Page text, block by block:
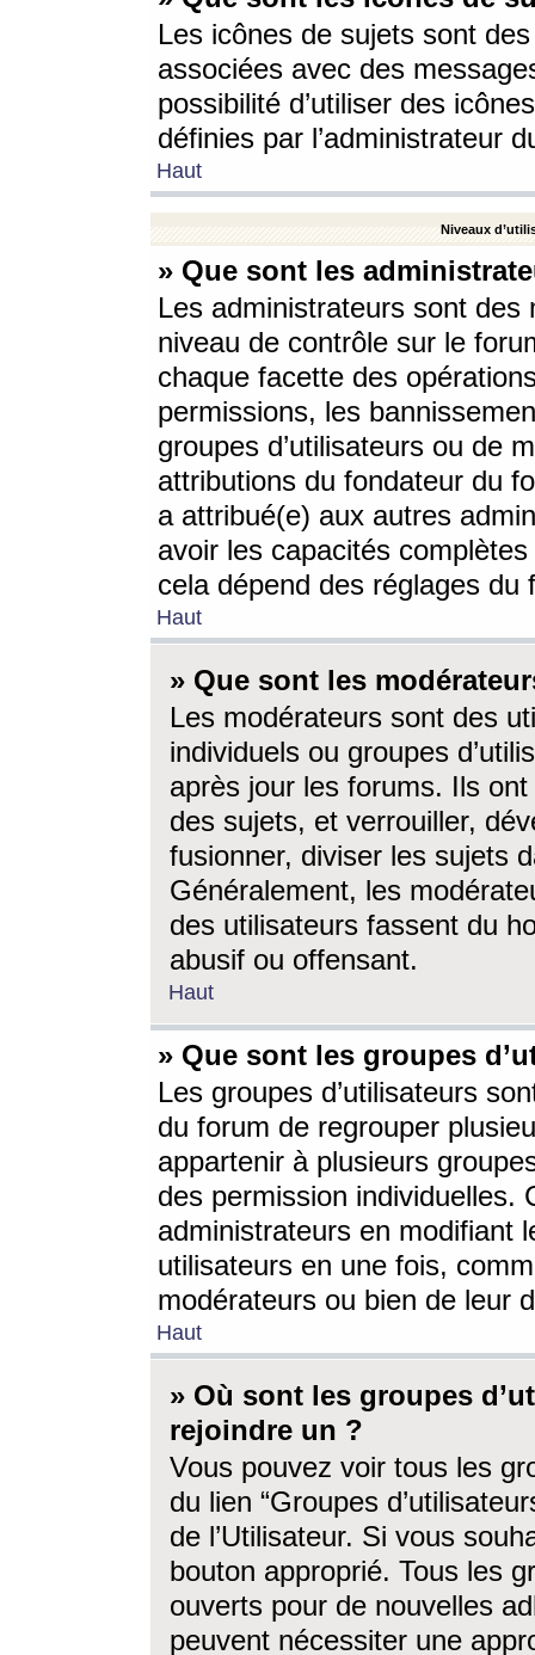
Les icônes de sujets sont
associées avec des
possibilité d’utiliser des
définies par l’administrateur
Haut
Niveaux
» Que sont les
Les administrateurs sont
niveau de contrôle sur le
chaque facette des
permissions, les
groupes d’utilisateurs ou de
attributions du fondateur du
a attribué(e) aux autres
avoir les capacités
cela dépend des réglages du
Haut
» Que sont les
Les modérateurs sont des
individuels ou groupes
après jour les forums. Ils ont
des sujets, et verrouiller,
fusionner, diviser les sujets
Généralement, les
des utilisateurs fassent du
abusif ou offensant.
Haut
» Que sont les groupes
Les groupes d’utilisateurs
du forum de regrouper
appartenir à plusieurs
des permission individuelles.
administrateurs en modifiant
utilisateurs en une fois,
modérateurs ou bien de leur
Haut
» Où sont les groupes
rejoindre un ?
Vous pouvez voir tous les
du lien “Groupes
de l’Utilisateur. Si vous
bouton approprié. Tous les
ouverts pour de nouvelles
peuvent nécessiter une